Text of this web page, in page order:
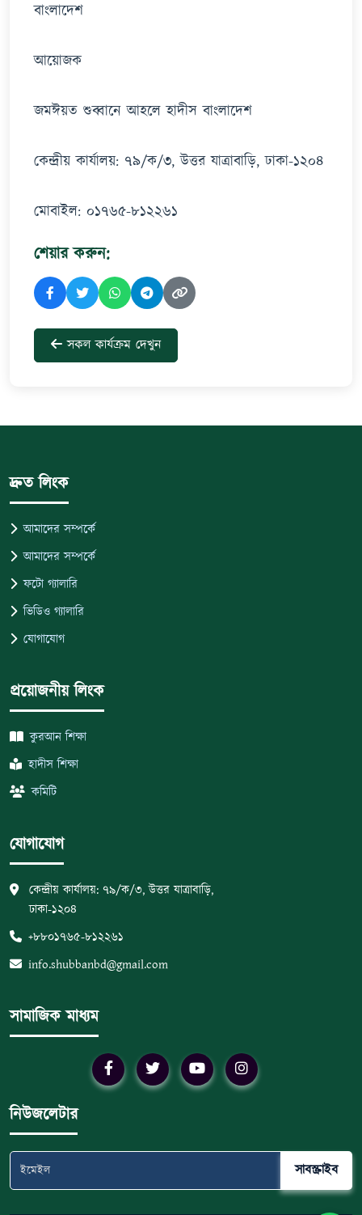
বাংলাদেশ
আয়োজক
জমঈয়ত শুব্বানে আহলে হাদীস বাংলাদেশ
কেন্দ্রীয় কার্যালয়: ৭৯/ক/৩, উত্তর যাত্রাবাড়ি, ঢাকা-১২০৪
শেয়ার করুন:
সকল কার্যক্রম দেখুন
দ্রুত লিংক
আমাদের সম্পর্কে
আমাদের সম্পর্কে
ফটো গ্যালারি
ভিডিও গ্যালারি
যোগাযোগ
প্রয়োজনীয় লিংক
কুরআন শিক্ষা
হাদীস শিক্ষা
কমিটি
যোগাযোগ
কেন্দ্রীয় কার্যালয়: ৭৯/ক/৩, উত্তর যাত্রাবাড়ি,
ঢাকা-১২০৪
+৮৮০১৭৬৫-৮১২২৬১
info.shubbanbd@gmail.com
সামাজিক মাধ্যম
নিউজলেটার
সাবস্ক্রাইব